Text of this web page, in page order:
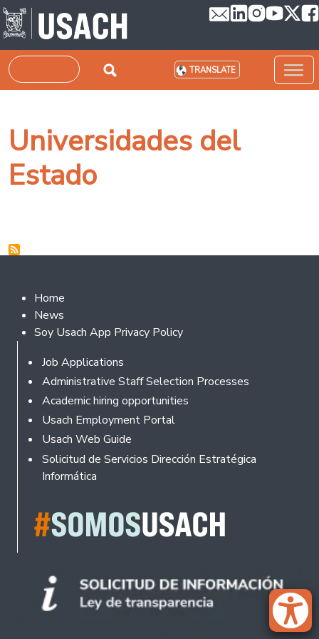
Skip to main content
Search TRANSLATE
Universidades del
Estado
Footer 2
Home
News
Soy Usach App Privacy Policy
Footer
Job Applications
Administrative Staff Selection Processes
Academic hiring opportunities
Usach Employment Portal
Usach Web Guide
Solicitud de Servicios Dirección Estratégica
Informática